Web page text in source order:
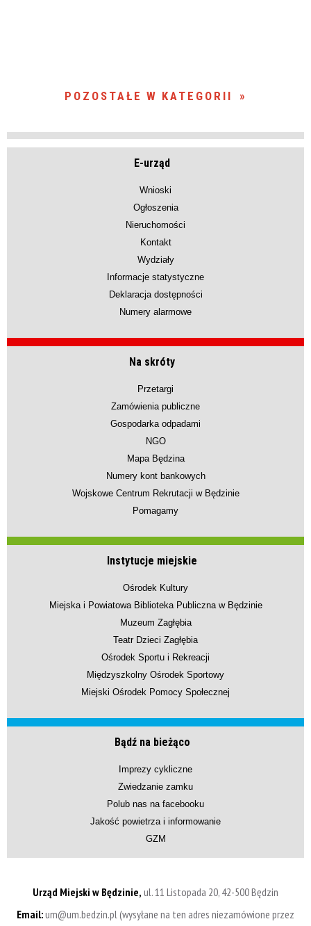
POZOSTAŁE W KATEGORII
E-urząd
Wnioski
Ogłoszenia
Nieruchomości
Kontakt
Wydziały
Informacje statystyczne
Deklaracja dostępności
Numery alarmowe
Na skróty
Przetargi
Zamówienia publiczne
Gospodarka odpadami
NGO
Mapa Będzina
Numery kont bankowych
Wojskowe Centrum Rekrutacji w Będzinie
Pomagamy
Instytucje miejskie
Ośrodek Kultury
Miejska i Powiatowa Biblioteka Publiczna w Będzinie
Muzeum Zagłębia
Teatr Dzieci Zagłębia
Ośrodek Sportu i Rekreacji
Międzyszkolny Ośrodek Sportowy
Miejski Ośrodek Pomocy Społecznej
Bądź na bieżąco
Imprezy cykliczne
Zwiedzanie zamku
Polub nas na facebooku
Jakość powietrza i informowanie
GZM
Urząd Miejski w Będzinie, ul. 11 Listopada 20, 42-500 Będzin
Email:um@um.bedzin.pl (wysyłane na ten adres niezamówione przez